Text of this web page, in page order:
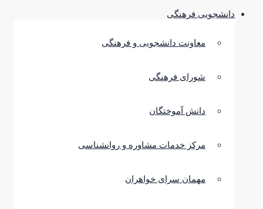
دانشجویی فرهنگی
معاونت دانشجویی و فرهنگی
شورای فرهنگی
دانش آموختگان
مرکز خدمات مشاوره و روانشناسی
مهمان سرای خواهران